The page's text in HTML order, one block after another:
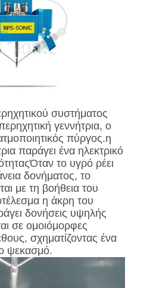
συστήματος
γεννήτρια, ο
πύργος.η
παράγει ένα ηλεκτρικό
το υγρό ρέει
δονήματος, το
με τη βοήθεια του
η άκρη του
δονήσεις υψηλής
σε ομοιόμορφες
σχηματίζοντας ένα
ψεκασμό.